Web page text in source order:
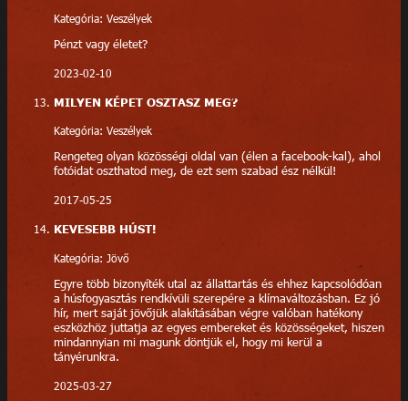
Kategória: Veszélyek
Pénzt vagy életet?
2023-02-10
MILYEN KÉPET OSZTASZ MEG?
Kategória: Veszélyek
Rengeteg olyan közösségi oldal van (élen a facebook-kal), ahol
fotóidat oszthatod meg, de ezt sem szabad ész nélkül!
2017-05-25
KEVESEBB HÚST!
Kategória: Jövő
Egyre több bizonyíték utal az állattartás és ehhez kapcsolódóan
a húsfogyasztás rendkívüli szerepére a klímaváltozásban. Ez jó
hír, mert saját jövőjük alakításában végre valóban hatékony
eszközhöz juttatja az egyes embereket és közösségeket, hiszen
mindannyian mi magunk döntjük el, hogy mi kerül a
tányérunkra.
2025-03-27